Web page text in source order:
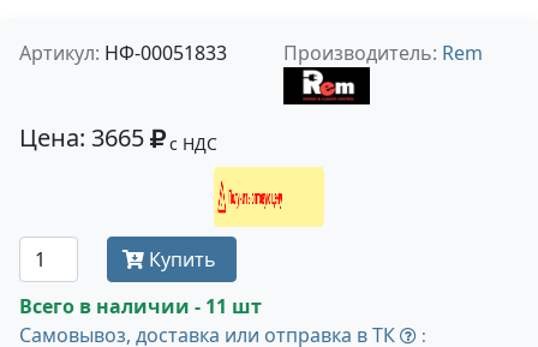
Артикул: НФ-00051833 Производитель: Rem
Цена: 3665 с НДС
Получить оптовую цену
Купить
Всего в наличии - 11 шт
Самовывоз, доставка или отправка в ТК
: